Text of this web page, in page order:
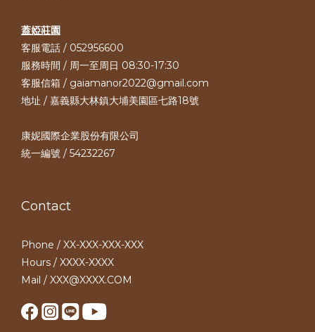
蓋婭莊園
客服電話 / 052956600
服務時間 / 周一至周日 08:30-17:30
客服信箱 / gaiamanor2022@gmail.com
地址 / 嘉義縣大林鎮大埔美園區七路18號
康妮國際企業股份有限公司
統一編號 / 54232267
Contact
Phone / XX-XXX-XXX-XXX
Hours / XXXX-XXXX
Mail / XXX@XXXX.COM